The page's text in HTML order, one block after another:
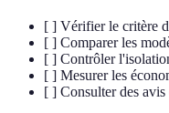
[ ] Vérifier le critère
[ ] Comparer les
[ ] Contrôler
[ ] Mesurer les
[ ] Consulter des